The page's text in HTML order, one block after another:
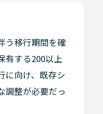
う移行期間を確
有する200以上
に向け、既存シ
調整が必要だっ